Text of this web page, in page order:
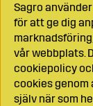
Sagro
för att ge dig
vår webbplats.
cookiepolicy
cookies genom
själv när som